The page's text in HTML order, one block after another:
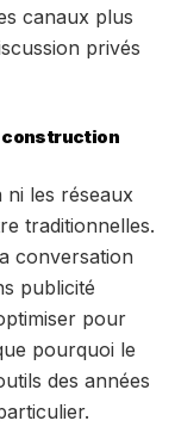
canaux plus
privés
construction
ni les réseaux
traditionnelles.
conversation
publicité
pour
pourquoi le
des années